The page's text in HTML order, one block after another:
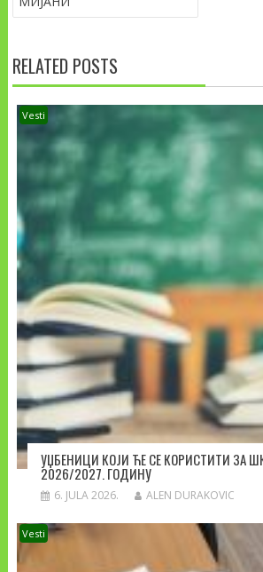
RELATED POSTS
Vesti
УЏБЕНИЦИ КОЈИ ЋЕ СЕ КОРИСТИТИ ЗА
2026/2027. ГОДИНУ
6. JULA 2026. ALEN DURAKOVIC
Vesti